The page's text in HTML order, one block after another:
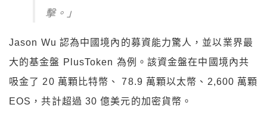
擊。」
Jason Wu 認為中國境內的募資能力驚人，並以業界最
大的基金盤 PlusToken 為例。該資金盤在中國境內共
吸金了 20 萬顆比特幣、 78.9 萬顆以太幣、2,600 萬顆
EOS，共計超過 30 億美元的加密貨幣。